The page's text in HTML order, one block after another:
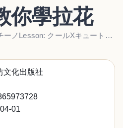
你學拉花
ラテアート&デザインカプチーノLesson: クールXキュートXユニーク! 人気カフェのバリスタが教え
文化出版社
01